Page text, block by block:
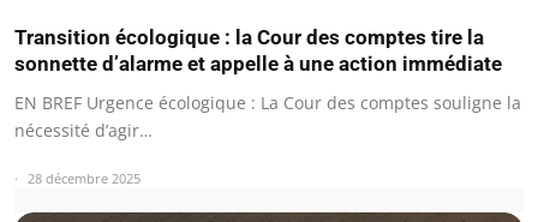
Transition écologique : la Cour des comptes tire la
sonnette d’alarme et appelle à une action immédiate
EN BREF Urgence écologique : La Cour des comptes souligne la
nécessité d’agir…
28 décembre 2025